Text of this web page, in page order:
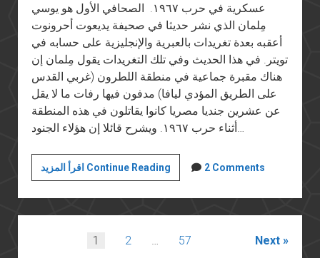
عسكرية في حرب ١٩٦٧. الصحافي الأول هو يوسي
مِلمان الذي نشر حديثا في صحيفة يديعوت أحرونوت
أعقبه بعدة تغريدات بالعبرية والإنجليزية على حسابه في
تويتر. في هذا الحديث وفي تلك التغريدات يقول مِلمان إن
هناك مقبرة جماعية في منطقة اللطرون (غربي القدس
على الطريق المؤدي ليافا) مدفون فيها رفات ما لا يقل
عن عشرين جنديا مصريا كانوا يقاتلون في هذه المنطقة
اقرأ المزيد Continue Readingكيف
نكرم
جنود
الصاعقة
اللذين
2 Comments
1 2 57 Next